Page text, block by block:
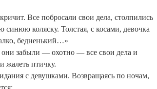
Все побросали свои дела, столпились
коляску. Толстая, с косами, девочка
бедненький…»
они забыли — охотно — все свои дела и
жалеть птичку.
с девушками. Возвращаясь по ночам,